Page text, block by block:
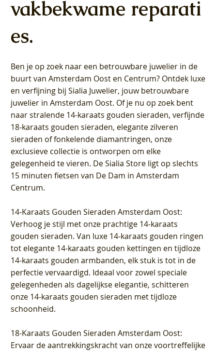
vakbekwame reparati
es.
Ben je op zoek naar een betrouwbare juwelier in de
buurt van Amsterdam Oost en Centrum? Ontdek luxe
en verfijning bij Sialia Juwelier, jouw betrouwbare
juwelier in Amsterdam Oost. Of je nu op zoek bent
naar stralende 14-karaats gouden sieraden, verfijnde
18-karaats gouden sieraden, elegante zilveren
sieraden of fonkelende diamantringen, onze
exclusieve collectie is ontworpen om elke
gelegenheid te vieren. De Sialia Store ligt op slechts
15 minuten fietsen van De Dam in Amsterdam
Centrum.
14-Karaats Gouden Sieraden Amsterdam Oost:
Verhoog je stijl met onze prachtige 14-karaats
gouden sieraden. Van luxe 14-karaats gouden ringen
tot elegante 14-karaats gouden kettingen en tijdloze
14-karaats gouden armbanden, elk stuk is tot in de
perfectie vervaardigd. Ideaal voor zowel speciale
gelegenheden als dagelijkse elegantie, schitteren
onze 14-karaats gouden sieraden met tijdloze
schoonheid.
18-Karaats Gouden Sieraden Amsterdam Oost:
Ervaar de aantrekkingskracht van onze voortreffelijke